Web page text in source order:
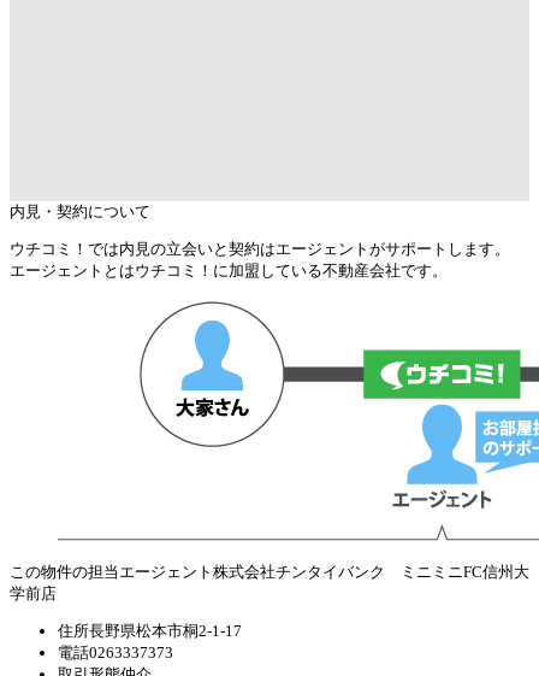
内見・契約について
ウチコミ！では内見の立会いと契約はエージェントがサポートします。
エージェントとはウチコミ！に加盟している不動産会社です。
この物件の担当エージェント 株式会社チンタイバンク ミニミニFC信州大
学前店
住所長野県松本市桐2-1-17
電話0263337373